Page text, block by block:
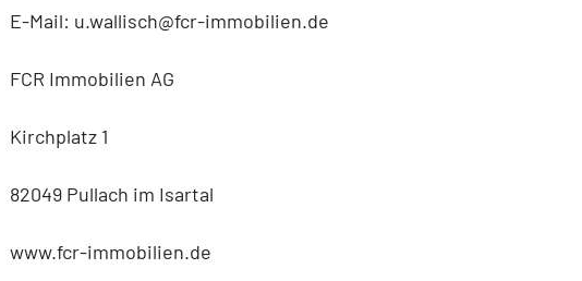
E-Mail: u.wallisch@fcr-immobilien.de
FCR Immobilien AG
Kirchplatz 1
82049 Pullach im Isartal
www.fcr-immobilien.de